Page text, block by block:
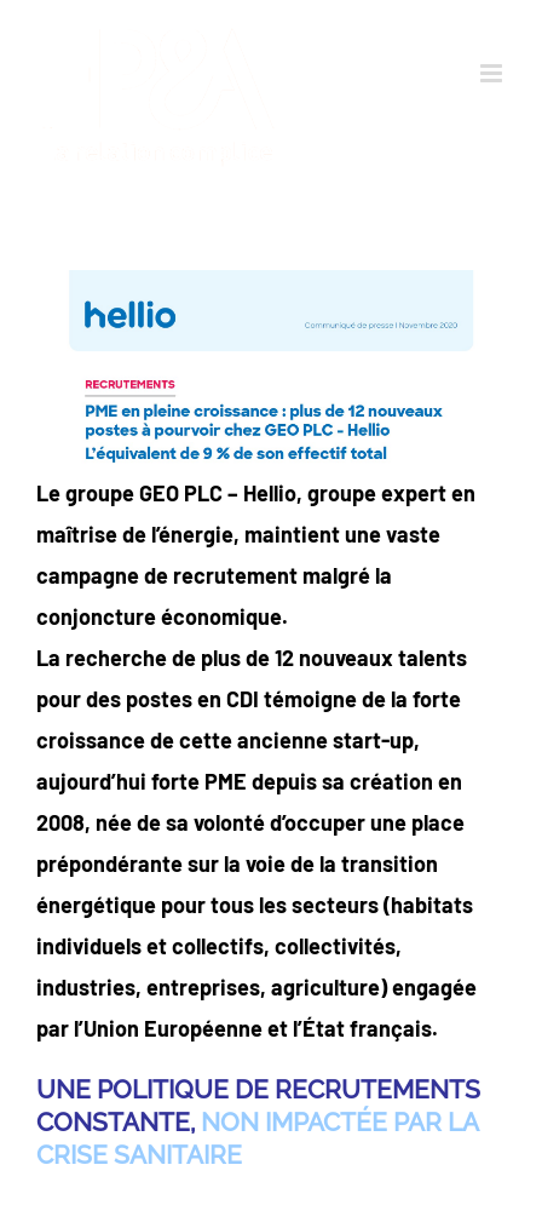
Le groupe GEO PLC – Hellio, groupe expert en
maîtrise de l’énergie, maintient une vaste
campagne de recrutement malgré la
conjoncture économique.
La recherche de plus de 12 nouveaux talents
pour des postes en CDI témoigne de la forte
croissance de cette ancienne start-up,
aujourd’hui forte PME depuis sa création en
2008, née de sa volonté d’occuper une place
prépondérante sur la voie de la transition
énergétique pour tous les secteurs (habitats
individuels et collectifs, collectivités,
industries, entreprises, agriculture) engagée
par l’Union Européenne et l’État français.
UNE POLITIQUE DE RECRUTEMENTS
CONSTANTE, NON IMPACTÉE PAR LA
CRISE SANITAIRE